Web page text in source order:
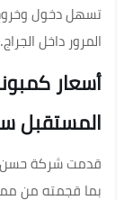
تسهل دخول
المرور داخل الجراج.
أسعار
المستقبل
قدمت شركة حسن
بما قجمته من